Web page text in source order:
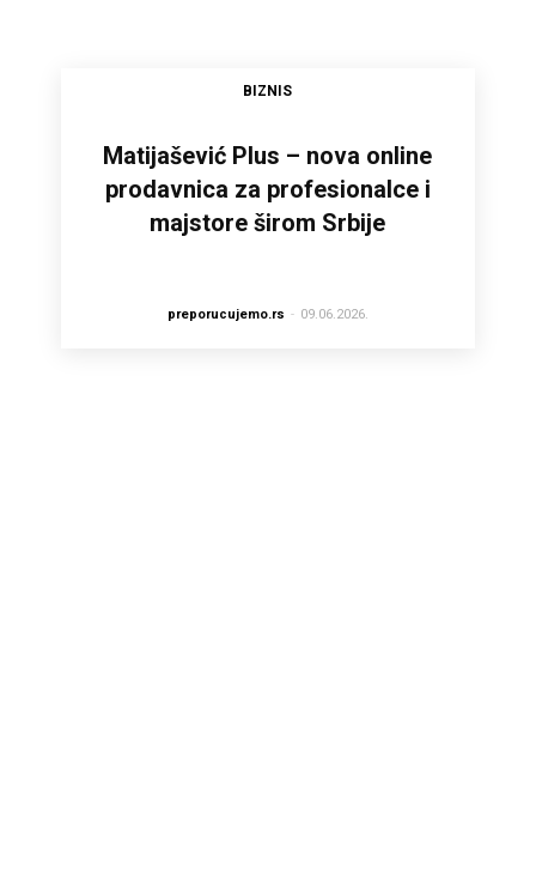
BIZNIS
Matijašević Plus – nova online
prodavnica za profesionalce i
majstore širom Srbije
preporucujemo.rs - 09.06.2026.